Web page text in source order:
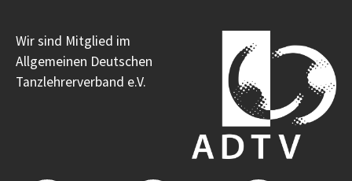
Wir sind Mitglied im
Allgemeinen Deutschen
Tanzlehrerverband e.V.